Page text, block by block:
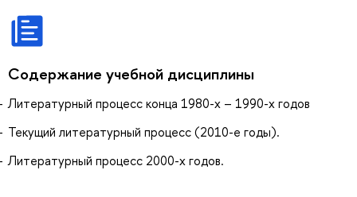
Содержание учебной дисциплины
Литературный процесс конца 1980-х – 1990-х годов
Текущий литературный процесс (2010-е годы).
Литературный процесс 2000-х годов.